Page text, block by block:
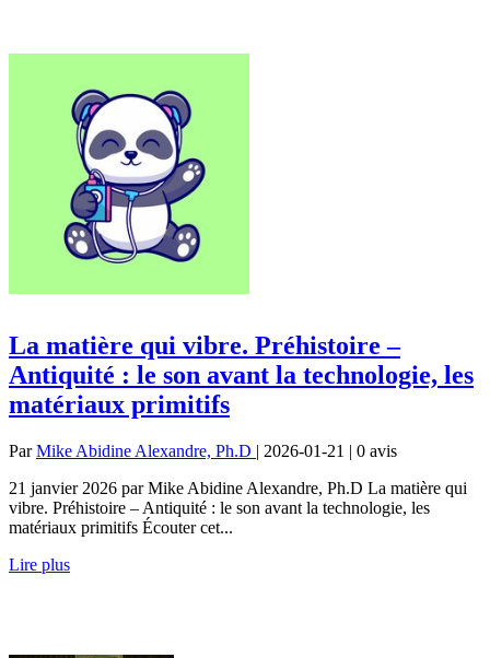
La matière qui vibre. Préhistoire –
Antiquité : le son avant la technologie, les
matériaux primitifs
ParMike Abidine Alexandre, Ph.D | 2026-01-21 | 0 avis
21 janvier 2026 par Mike Abidine Alexandre, Ph.D La matière qui
vibre. Préhistoire – Antiquité : le son avant la technologie, les
matériaux primitifs Écouter cet...
Lire plus